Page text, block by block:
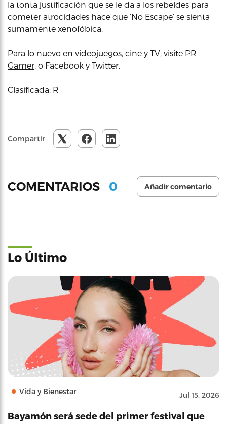
la tonta justificación que se le da a los rebeldes para
cometer atrocidades hace que ‘No Escape’ se sienta
sumamente xenofóbica.
Para lo nuevo en videojuegos, cine y TV, visite PR
Gamer, o Facebook y Twitter.
Clasificada: R
Compartir
COMENTARIOS 0 Añadir comentario
Lo Último
Vida y Bienestar Jul 15, 2026
Bayamón será sede del primer festival que